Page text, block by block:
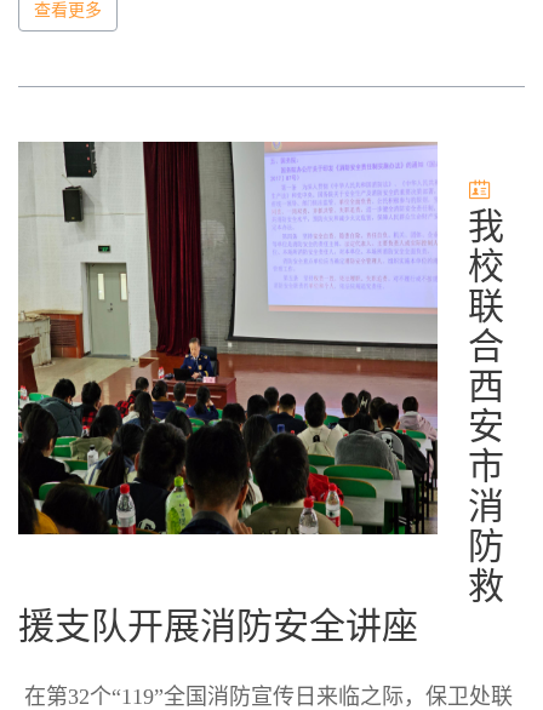
查看更多
我
校
联
合
西
安
市
消
防
救
援支队开展消防安全讲座
在第32个“119”全国消防宣传日来临之际，保卫处联